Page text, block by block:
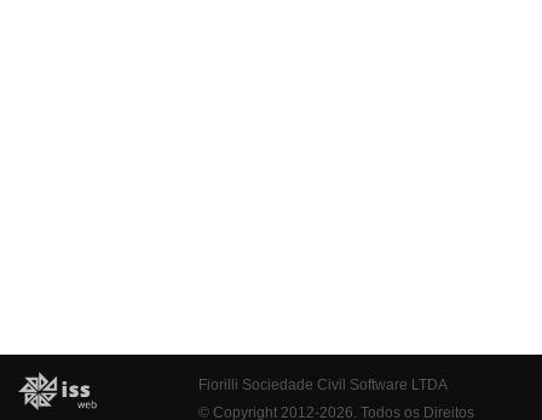
Fiorilli Sociedade Civil Software LTDA
© Copyright 2012-2026. Todos os Direitos